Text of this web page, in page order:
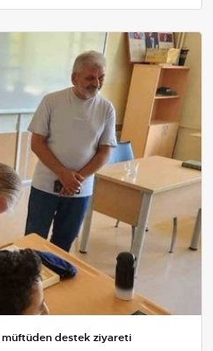
müftüden destek ziyareti